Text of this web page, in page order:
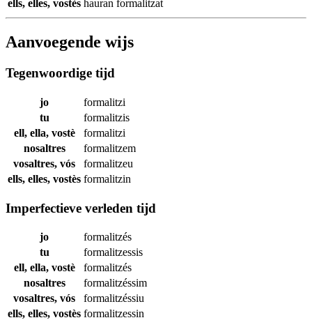
ells, elles, vostès hauran formalitzat
Aanvoegende wijs
Tegenwoordige tijd
jo
formalitzi
tu
formalitzis
ell, ella, vostè
formalitzi
nosaltres
formalitzem
vosaltres, vós
formalitzeu
ells, elles, vostès formalitzin
Imperfectieve verleden tijd
jo
formalitzés
tu
formalitzessis
ell, ella, vostè
formalitzés
nosaltres
formalitzéssim
vosaltres, vós
formalitzéssiu
ells, elles, vostès formalitzessin